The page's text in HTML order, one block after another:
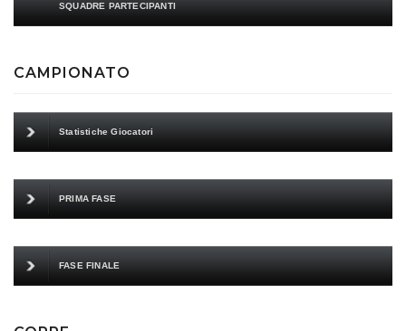
SQUADRE PARTECIPANTI
CAMPIONATO
Statistiche Giocatori
PRIMA FASE
FASE FINALE